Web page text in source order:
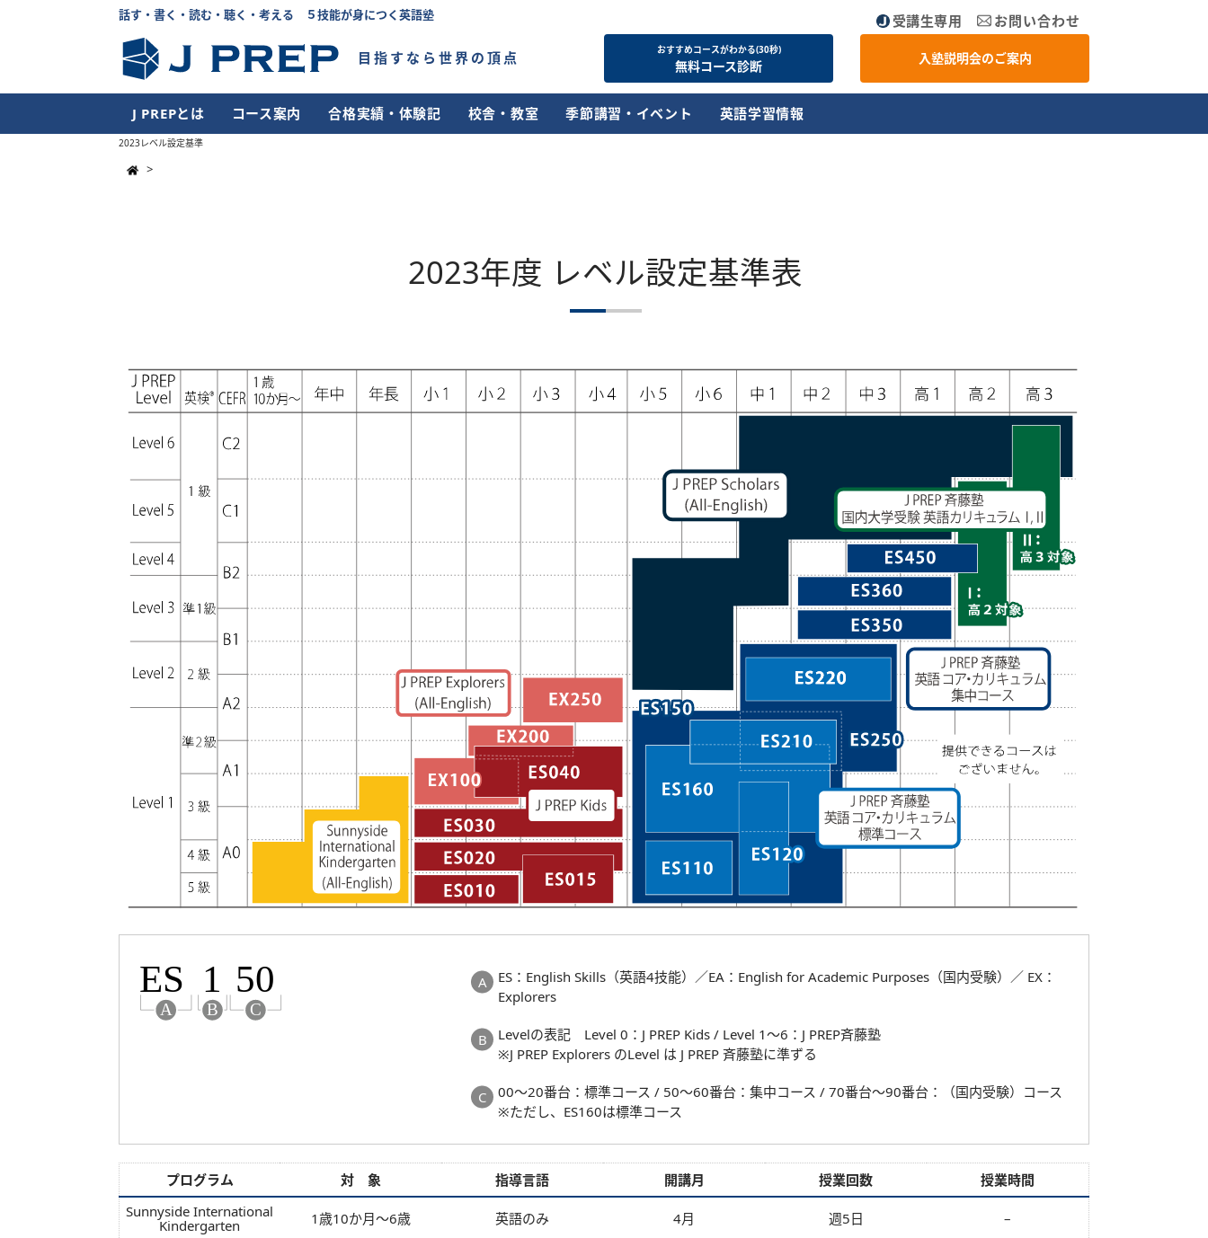
話す・書く・読む・聴く・考える ５技能が身につく英語塾
目指すなら世界の頂点
受講生専用 お問い合わせ
おすすめコースがわかる(30秒)
無料コース診断 入塾説明会のご案内
J PREPとは コース案内 合格実績・体験記 校舎・教室 季節講習・イベント 英語学習情報
2023レベル設定基準
>
2023年度 レベル設定基準表
ES：English Skills（英語4技能）／EA：English for Academic Purposes（国内受験）／ EX：
Explorers
Levelの表記 Level 0：J PREP Kids / Level 1～6：J PREP斉藤塾
※J PREP Explorers のLevel は J PREP 斉藤塾に準ずる
00～20番台：標準コース / 50～60番台：集中コース / 70番台～90番台：（国内受験）コース
※ただし、ES160は標準コース
プログラム 対 象 指導言語 開講月 授業回数
授業時間
Sunnyside International
Kindergarten
1歳10か月～6歳 英語のみ 4月 週5日
–